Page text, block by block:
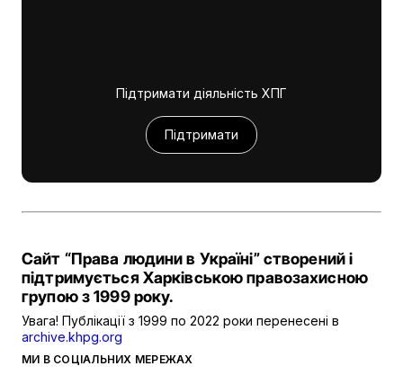
Підтримати діяльність ХПГ
Підтримати
МИ В СОЦІАЛЬНИХ МЕРЕЖАХ
Сайт “Права людини в Україні” створений і
підтримується Харківською правозахисною
групою з 1999 року.
Увага! Публікації з 1999 по 2022 роки перенесені в
archive.khpg.org